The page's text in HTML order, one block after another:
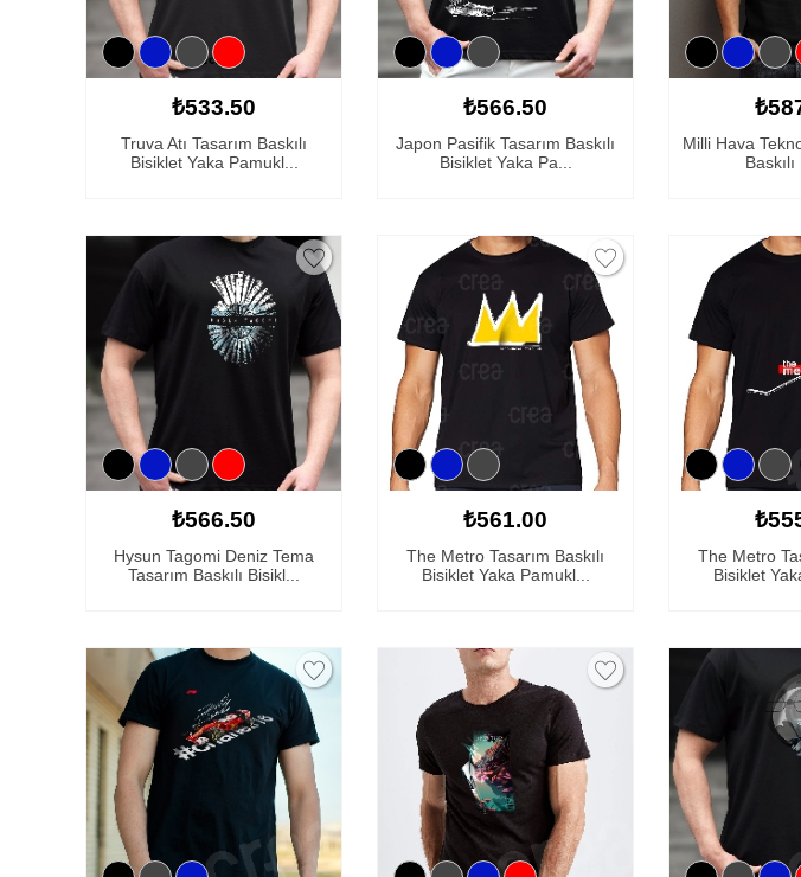
₺533.50
Truva Atı Tasarım Baskılı
Bisiklet Yaka Pamukl...
₺566.50
Japon Pasifik Tasarım Baskılı
Bisiklet Yaka Pa...
Milli Hava
Baskılı
₺566.50
Hysun Tagomi Deniz Tema
Tasarım Baskılı Bisikl...
₺561.00
The Metro Tasarım Baskılı
Bisiklet Yaka Pamukl...
The Metro
Bisiklet